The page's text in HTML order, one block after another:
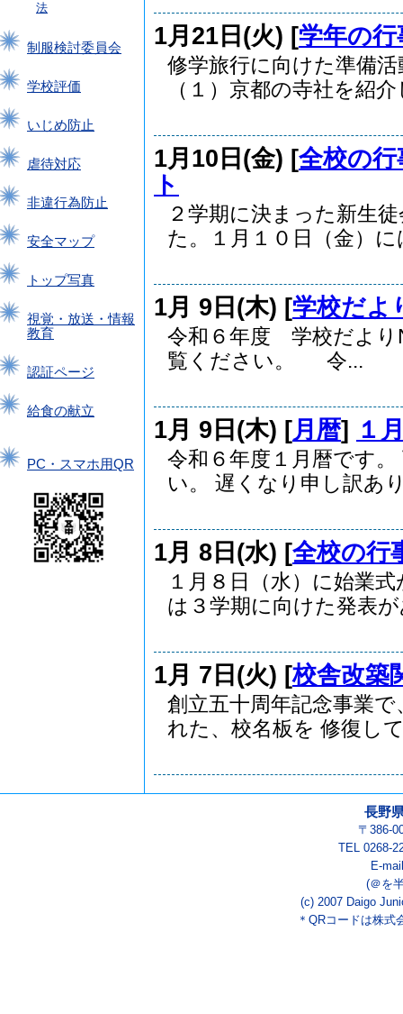
法
制服検討委員会
学校評価
いじめ防止
虐待対応
非違行為防止
安全マップ
トップ写真
視覚・放送・情報
教育
認証ページ
給食の献立
PC・スマホ用QR
1月21日(火) [学年の行
修学旅行に向けた準備
（１）京都の寺社を紹
1月10日(金) [全校の行
ト
２学期に決まった新生
た。１月１０日（金）に
1月 9日(木) [学校だよ
令和６年度 学校だより
覧ください。 令...
1月 9日(木) [月暦] １
令和６年度１月暦です
い。 遅くなり申し訳あ
1月 8日(水) [全校の行
１月８日（水）に始業
は３学期に向けた発表
1月 7日(火) [校舎改築
創立五十周年記念事業
れた、校名板を 修復し
長野
〒386-
TEL 0268-
E-
(＠を
(c) 2007 Daigo
＊QRコードは株式